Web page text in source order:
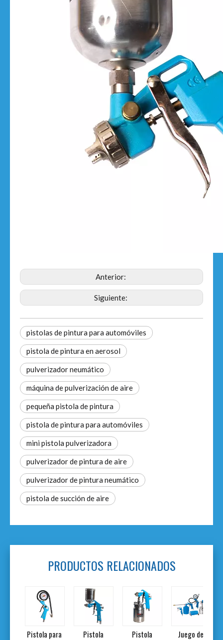
Anterior:
Siguiente:
pistolas de pintura para automóviles
pistola de pintura en aerosol
pulverizador neumático
máquina de pulverización de aire
pequeña pistola de pintura
pistola de pintura para automóviles
mini pistola pulverizadora
pulverizador de pintura de aire
pulverizador de pintura neumático
pistola de succión de aire
PRODUCTOS RELACIONADOS
Pistola para
Pistola
Pistola
Juego de